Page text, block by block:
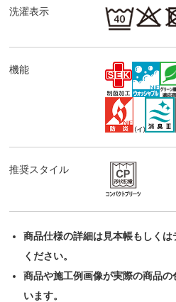
洗濯表示
機能
推奨スタイル
商品仕様の詳細は見本帳もしく
ください。
商品や施工例画像が実際の商品
います。